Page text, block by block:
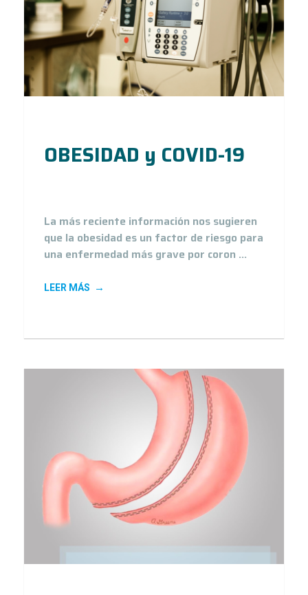
OBESIDAD y COVID-19
La más reciente información nos sugieren
que la obesidad es un factor de riesgo para
una enfermedad más grave por coron ...
LEER MÁS